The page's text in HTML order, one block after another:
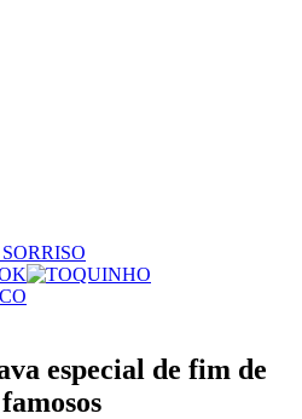
especial de fim de